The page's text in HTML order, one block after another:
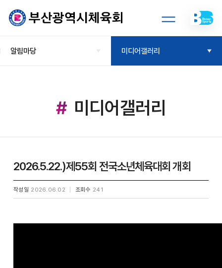
미디어갤러리
알림마당 미디어갤러리
2026.5.22.)제55회 전국소년체육대회 개회
작성일 2026.06.02 조회수 241